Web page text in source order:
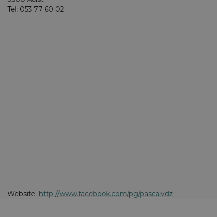
Tel: 053 77 60 02
Website: http://www.facebook.com/pg/pascalvdz